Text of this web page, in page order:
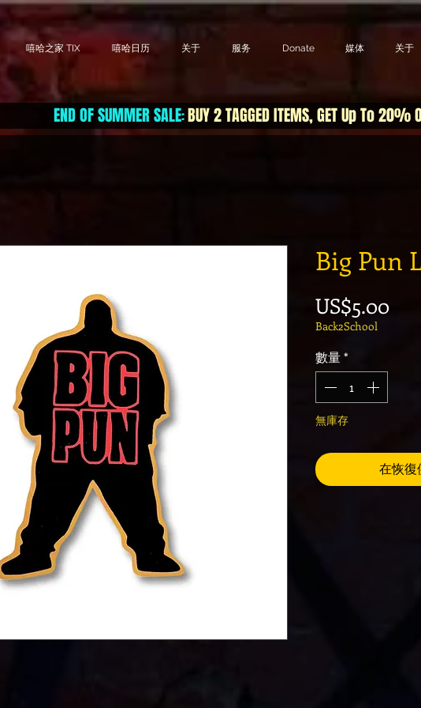
嘻哈之家 TIX 嘻哈日历 关于 服务 Donate 媒体 关于
END OF SUMMER SALE:BUY 2 TAGGED ITEMS, GET Up To 20%
Big Pun
US$5.00價格
Back2School
數量*
無庫存
在恢復